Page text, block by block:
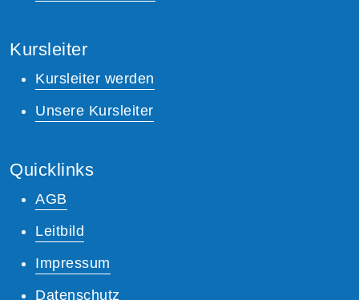
Kursleiter
Kursleiter werden
Unsere Kursleiter
Quicklinks
AGB
Leitbild
Impressum
Datenschutz